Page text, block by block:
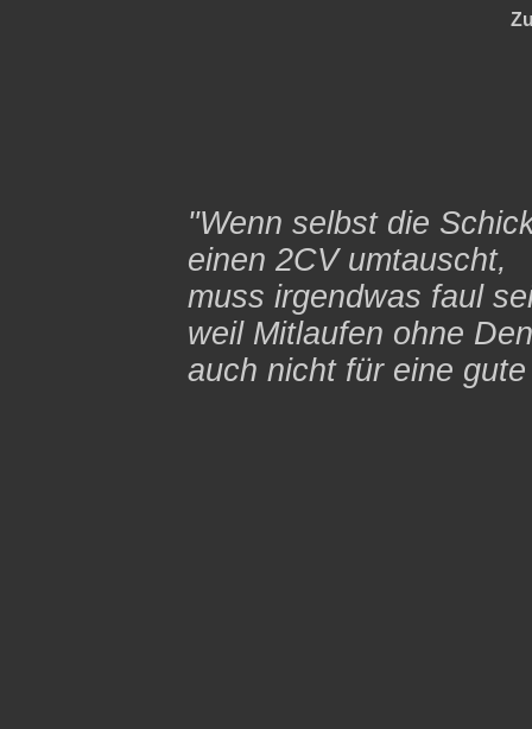
"Wenn selbst die
einen 2CV umtauscht,
muss irgendwas faul
weil Mitlaufen ohne
auch nicht für eine